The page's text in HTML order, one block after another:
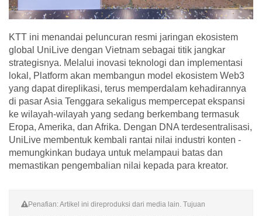
KTT ini menandai peluncuran resmi jaringan ekosistem
global UniLive dengan Vietnam sebagai titik jangkar
strategisnya. Melalui inovasi teknologi dan implementasi
lokal, Platform akan membangun model ekosistem Web3
yang dapat direplikasi, terus memperdalam kehadirannya
di pasar Asia Tenggara sekaligus mempercepat ekspansi
ke wilayah-wilayah yang sedang berkembang termasuk
Eropa, Amerika, dan Afrika. Dengan DNA terdesentralisasi,
UniLive membentuk kembali rantai nilai industri konten -
memungkinkan budaya untuk melampaui batas dan
memastikan pengembalian nilai kepada para kreator.
Penafian: Artikel ini direproduksi dari media lain. Tujuan